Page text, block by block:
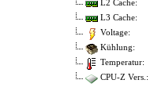
L2 Cache:
L3 Cache:
Voltage:
Kühlung:
Temperatur:
CPU-Z Vers.: